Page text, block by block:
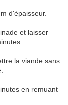
d'épaisseur.
et laisser
la viande sans
en remuant